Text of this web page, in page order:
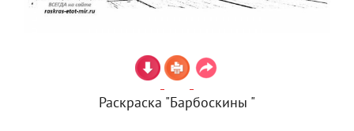
Раскраска "Барбоскины "